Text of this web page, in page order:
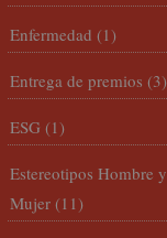
Enfermedad (1)
Entrega de premios (3)
ESG (1)
Estereotipos Hombre y
Mujer (11)